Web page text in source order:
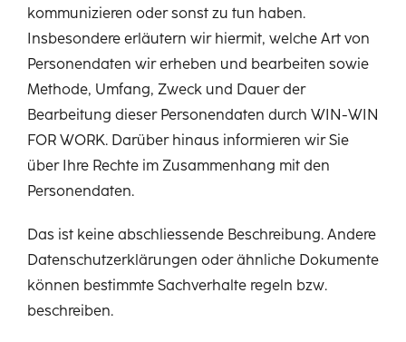
kommunizieren oder sonst zu tun haben.
Insbesondere erläutern wir hiermit, welche Art von
Personendaten wir erheben und bearbeiten sowie
Methode, Umfang, Zweck und Dauer der
Bearbeitung dieser Personendaten durch WIN-WIN
FOR WORK. Darüber hinaus informieren wir Sie
über Ihre Rechte im Zusammenhang mit den
Personendaten.
Das ist keine abschliessende Beschreibung. Andere
Datenschutzerklärungen oder ähnliche Dokumente
können bestimmte Sachverhalte regeln bzw.
beschreiben.